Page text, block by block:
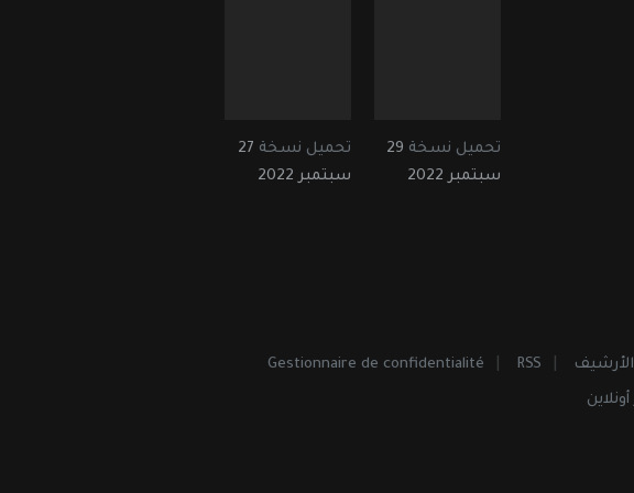
تحميل نسخة 29
سبتمبر 2022
تحميل نسخة 27
سبتمبر 2022
الأرشيف RSS
Gestionnaire de confidentialité